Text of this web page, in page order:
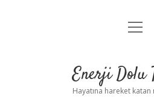
Anasayfa
Yasal
Enerji Dolu
Hayatına hareket